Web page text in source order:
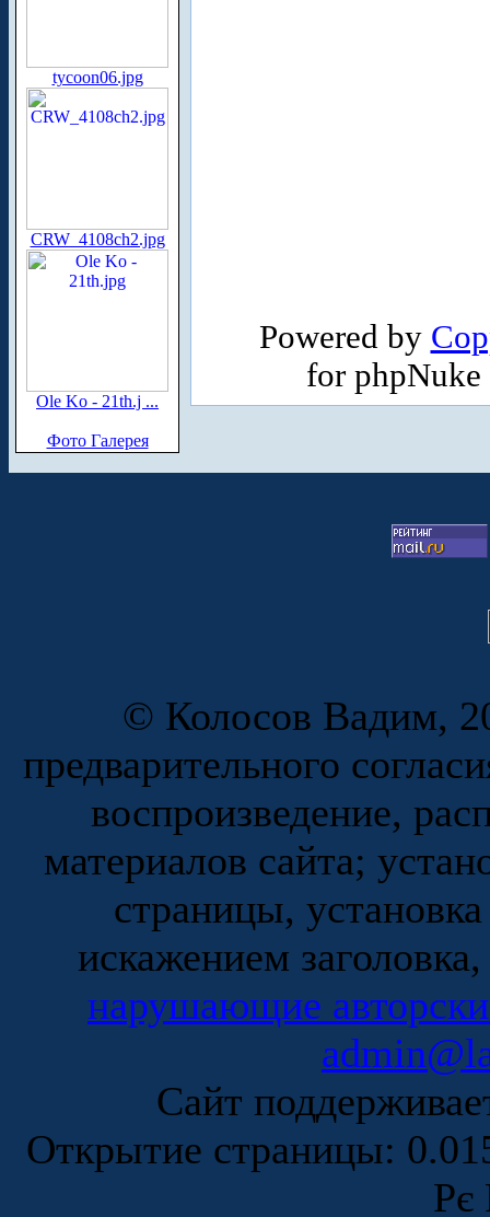
tycoon06.jpg
CRW_4108ch2.jpg
Ole Ko - 21th.j ...
Фото Галерея
Powered by
for
© Колосов Вадим,
предварительного
воспроизведение,
материалов сайта;
страницы,
искажением
нарушающие
Сайт
Открытие страницы:
Рє